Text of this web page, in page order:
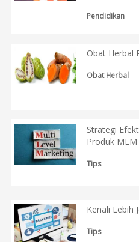
Pendidikan
Obat Herbal
Obat Herbal
Strategi
Produk MLM
Tips
Kenali Lebih
Tips